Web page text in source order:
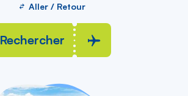
Aller / Retour
Rechercher